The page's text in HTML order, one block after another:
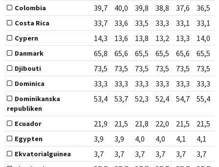
Colombia 39,7 40,0 39,8 38,8 37,6 36,5
Costa Rica 33,7 33,6 33,5 33,3 33,1 33,1
Cypern 14,3 13,6 13,8 13,2 13,3 14,0
Danmark 65,8 65,6 65,5 65,5 65,6 65,5
Djibouti 73,5 73,5 73,5 73,5 73,5 73,5
Dominica 33,3 33,3 33,3 33,3 33,3 33,3
Dominikanska
republiken
53,4 53,7 52,3 52,4 54,7 55,4
Ecuador 21,9 21,5 21,8 22,0 21,5 21,5
Egypten 3,9 3,9 4,0 4,0 4,1 4,1
Ekvatorialguinea 3,7 3,7 3,7 3,7 3,7 3,7